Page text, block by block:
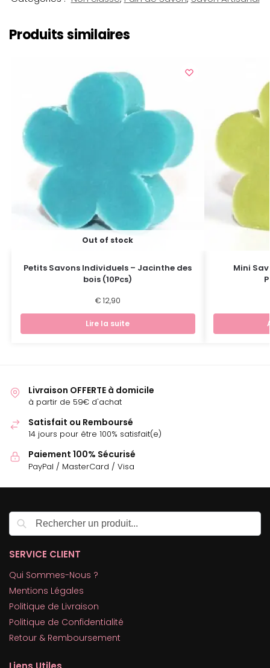
Produits similaires
Out of stock
Petits Savons Individuels – Jacinthe des
bois (10Pcs)
€ 12,90
Lire la suite
Mini
Livraison OFFERTE à domicile
à partir de 59€ d'achat
Satisfait ou Remboursé
14 jours pour être 100% satisfait(e)
Paiement 100% Sécurisé
PayPal / MasterCard / Visa
SERVICE CLIENT
Qui Sommes-Nous ?
Mentions Légales
Politique de Livraison
Politique de Confidentialité
Retour & Remboursement